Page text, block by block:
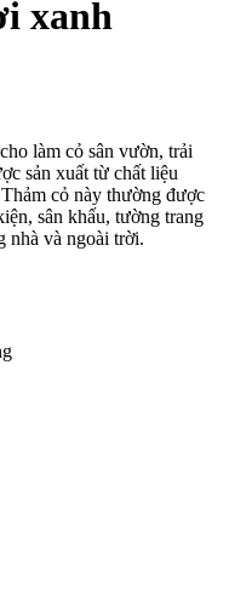
xanh
làm cỏ sân vườn, trải
sản xuất từ chất liệu
cỏ này thường được
sân khấu, tường trang
nhà và ngoài trời.